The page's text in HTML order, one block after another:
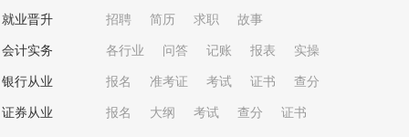
就业晋升 招聘 简历 求职 故事
会计实务 各行业 问答 记账 报表 实操
银行从业 报名 准考证 考试 证书 查分
证券从业 报名 大纲 考试 查分 证书